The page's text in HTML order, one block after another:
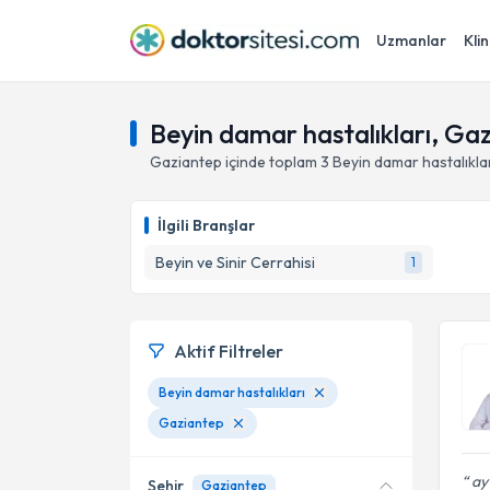
Uzmanlar
Beyin damar hastalıkları,
Gaziantep içinde toplam 3 Beyin damar
İlgili Branşlar
Beyin ve Sinir Cerrahisi
1
ay
Aktif Filtreler
Beyin damar hastalıkları
Gaziantep
Şehir Gaziantep